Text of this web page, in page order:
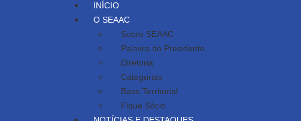
INÍCIO
O SEAAC
Sobre SEAAC
Palavra do Presidente
Diretoria
Categorias
Base Territorial
Fique Sócio